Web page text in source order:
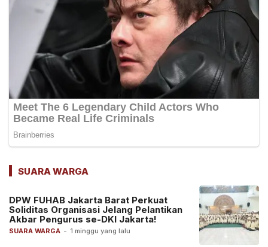
SUARA WARGA
SUARA WARGA - 1 minggu yang lalu
DPW FUHAB Jakarta Barat Perkuat
Soliditas Organisasi Jelang Pelantikan
Akbar Pengurus se-DKI Jakarta!